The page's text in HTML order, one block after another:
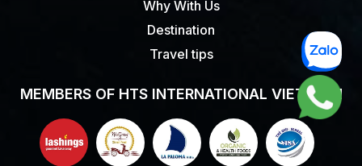
Why With Us
Destination
Travel tips
MEMBERS OF HTS INTERNATIONAL VIET NAM